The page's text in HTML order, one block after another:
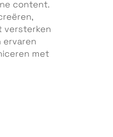
content.
versterken
ervaren
met